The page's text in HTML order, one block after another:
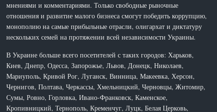
мнениями и комментариями. Только свободные рыночные
отношения и развитие малого бизнеса смогут победить коррупцию,
монополию на самые прибыльные отрасли, олигархат и диктатуру
нескольких семей на протяжении всей независимости Украины.
В Украине больше всего посетителей с таких городов: Харьков,
Киев, Днепр, Одесса, Запорожье, Львов, Донецк, Николаев,
Мариуполь, Кривой Рог, Луганск, Винница, Макеевка, Херсон,
Чернигов, Полтава, Черкассы, Хмельницкий, Черновцы, Житомир,
Сумы, Ровно, Горловка, Ивано-Франковск, Каменское,
Кропивницкий, Тернополь, Кременчуг, Луцк, Белая Церковь,